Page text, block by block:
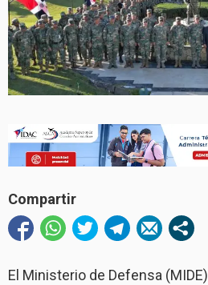
Compartir
El Ministerio de Defensa